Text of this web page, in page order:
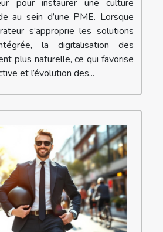
pour instaurer une culture
au sein d’une PME. Lorsque
s’approprie les solutions
la digitalisation des
plus naturelle, ce qui favorise
et l’évolution des...